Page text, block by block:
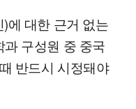
에 대한 근거 없는
구성원 중 중국
반드시 시정돼야